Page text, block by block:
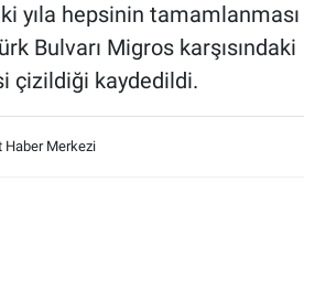
yıla hepsinin tamamlanması
Bulvarı Migros karşısındaki
çizildiği kaydedildi.
Haber Merkezi